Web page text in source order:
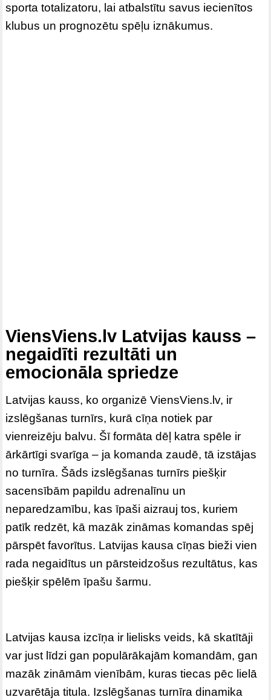
sporta totalizatoru, lai atbalstītu savus iecienītos
klubus un prognozētu spēļu iznākumus.
ViensViens.lv Latvijas kauss –
negaidīti rezultāti un
emocionāla spriedze
Latvijas kauss, ko organizē ViensViens.lv, ir
izslēgšanas turnīrs, kurā cīņa notiek par
vienreizēju balvu. Šī formāta dēļ katra spēle ir
ārkārtīgi svarīga – ja komanda zaudē, tā izstājas
no turnīra. Šāds izslēgšanas turnīrs piešķir
sacensībām papildu adrenalīnu un
neparedzamību, kas īpaši aizrauj tos, kuriem
patīk redzēt, kā mazāk zināmas komandas spēj
pārspēt favorītus. Latvijas kausa cīņas bieži vien
rada negaidītus un pārsteidzošus rezultātus, kas
piešķir spēlēm īpašu šarmu.
Latvijas kausa izcīņa ir lielisks veids, kā skatītāji
var just līdzi gan populārākajām komandām, gan
mazāk zināmām vienībām, kuras tiecas pēc lielā
uzvarētāja titula. Izslēgšanas turnīra dinamika